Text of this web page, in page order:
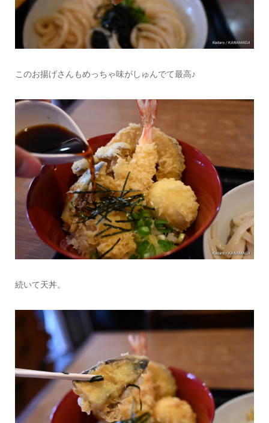
このお揚げさんもめっちゃ味がしゅんでて最高♪
続いて天丼。